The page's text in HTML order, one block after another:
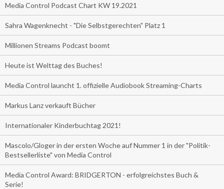
Media Control Podcast Chart KW 19.2021
Sahra Wagenknecht - "Die Selbstgerechten" Platz 1
Millionen Streams Podcast boomt
Heute ist Welttag des Buches!
Media Control launcht 1. offizielle Audiobook Streaming-Charts
Markus Lanz verkauft Bücher
Internationaler Kinderbuchtag 2021!
Mascolo/Gloger in der ersten Woche auf Nummer 1 in der "Politik-
Bestsellerliste" von Media Control
Media Control Award: BRIDGERTON - erfolgreichstes Buch &
Serie!